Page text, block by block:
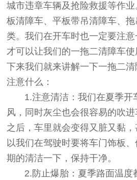
城市违章车辆及抢险救援等作
板清障车、平板带吊清障车、
类。我们在开车时也一定要注
才可以让我们的一拖二清障车
下来我们就来讲解一下一拖二
注意什么：
1.注意清洁：我们在夏季开
风，同时灰尘也会很容易的吹
之后，车里就会变得又脏又黏
以我们在驾驶时要将车门饰板
期的清洁一下，保持干净。
2.防止爆胎：夏季路面温度